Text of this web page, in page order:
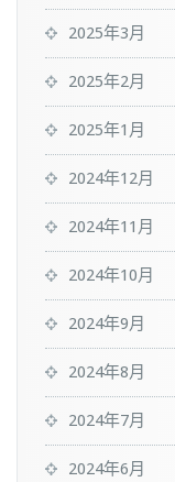
2025年3月
2025年2月
2025年1月
2024年12月
2024年11月
2024年10月
2024年9月
2024年8月
2024年7月
2024年6月